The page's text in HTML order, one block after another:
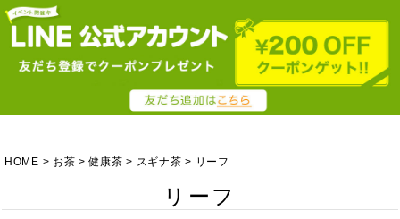
HOME お茶 健康茶 スギナ茶 リーフ
リーフ